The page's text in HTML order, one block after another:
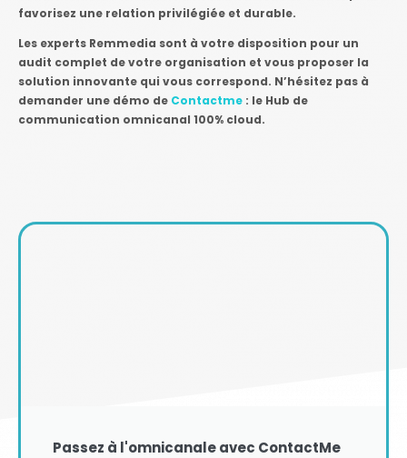
favorisez une relation privilégiée et durable.
Les experts Remmedia sont à votre disposition pour un
audit complet de votre organisation et vous proposer la
solution innovante qui vous correspond. N’hésitez pas à
demander une démo de Contactme : le Hub de
communication omnicanal 100% cloud.
Passez à l'omnicanale avec ContactMe